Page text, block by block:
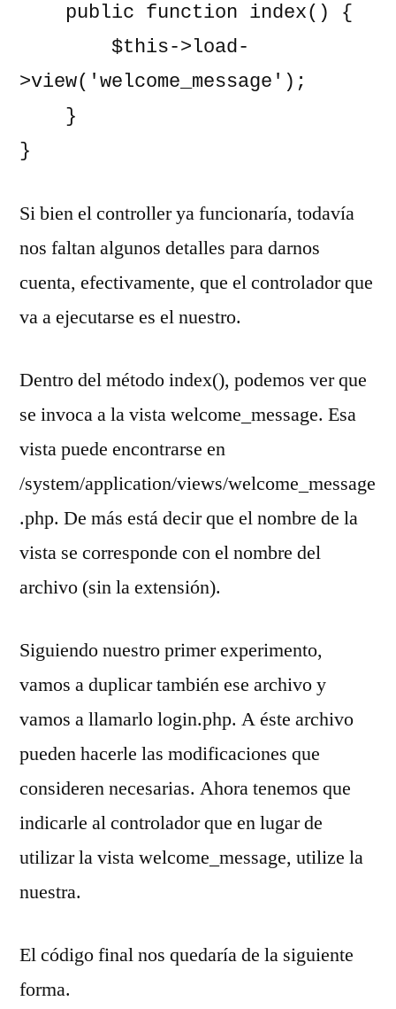
>view('welcome_message');
}
Si bien el controller ya funcionaría, todavía
nos faltan algunos detalles para darnos
cuenta, efectivamente, que el controlador que
va a ejecutarse es el nuestro.
Dentro del método index(), podemos ver que
se invoca a la vista welcome_message. Esa
vista puede encontrarse en
/system/application/views/welcome_message
.php. De más está decir que el nombre de la
vista se corresponde con el nombre del
archivo (sin la extensión).
Siguiendo nuestro primer experimento,
vamos a duplicar también ese archivo y
vamos a llamarlo login.php. A éste archivo
pueden hacerle las modificaciones que
consideren necesarias. Ahora tenemos que
indicarle al controlador que en lugar de
utilizar la vista welcome_message, utilize la
nuestra.
El código final nos quedaría de la siguiente
forma.